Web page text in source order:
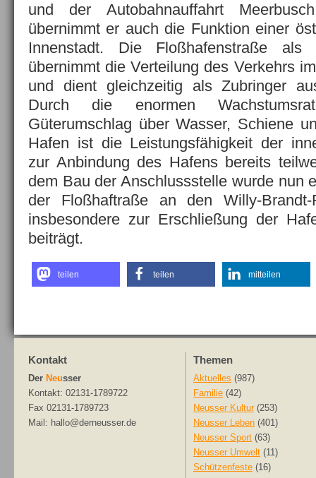
und der Autobahnauffahrt
übernimmt er auch die Funktion einer
Innenstadt. Die Floßhafenstraße als
übernimmt die Verteilung des Verkehrs
und dient gleichzeitig als Zubringer
Durch die enormen
Güterumschlag über Wasser, Schiene
Hafen ist die Leistungsfähigkeit der
zur Anbindung des Hafens bereits
dem Bau der Anschlussstelle wurde nun
der Floßhaftraße an den Willy-
insbesondere zur Erschließung der
beiträgt.
teilen teilen mitteilen
Kontakt
Der Neusser
Kontakt: 02131-1789722
Fax 02131-1789723
Mail: hallo@derneusser.de
Themen
Aktuelles (987)
Familie (42)
Neusser Kultur (253)
Neusser Leben (401)
Neusser Sport (63)
Neusser Umwelt (11)
Schützenfeste (16)